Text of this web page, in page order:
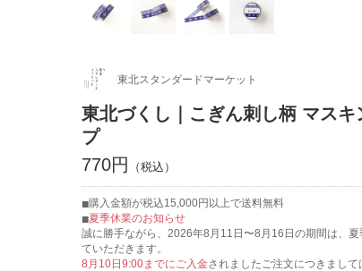
東北スタンダードマーケット
東北づくし｜こぎん刺し柄 マスキ
プ
770円
購入金額が税込15,000円以上で送料無料
夏季休業のお知らせ
誠に勝手ながら、2026年8月11日〜8月16日の期間は、夏
ていただきます。
8月10日9:00までにご入金されましたご注文につきまして